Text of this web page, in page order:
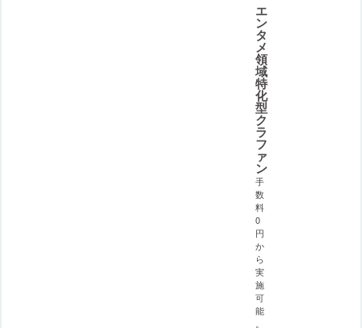
エ
ン
タ
メ
領
域
特
化
型
ク
ラ
フ
ァ
ン
手
数
料
0
円
か
ら
実
施
可
能